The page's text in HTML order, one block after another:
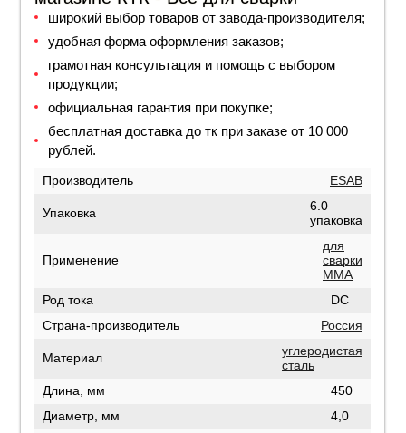
широкий выбор товаров от завода-производителя;
удобная форма оформления заказов;
грамотная консультация и помощь с выбором
продукции;
официальная гарантия при покупке;
бесплатная доставка до тк при заказе от 10 000
рублей.
Производитель ESAB
Упаковка
6.0
упаковка
Применение
для
сварки
MMA
Род тока
DC
Страна-производитель
Россия
Материал
углеродистая
сталь
Длина, мм
450
Диаметр, мм
4,0